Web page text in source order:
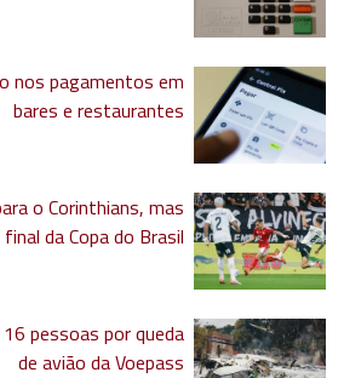
nos pagamentos em
bares e restaurantes
o Corinthians, mas
da Copa do Brasil
pessoas por queda
de avião da Voepass